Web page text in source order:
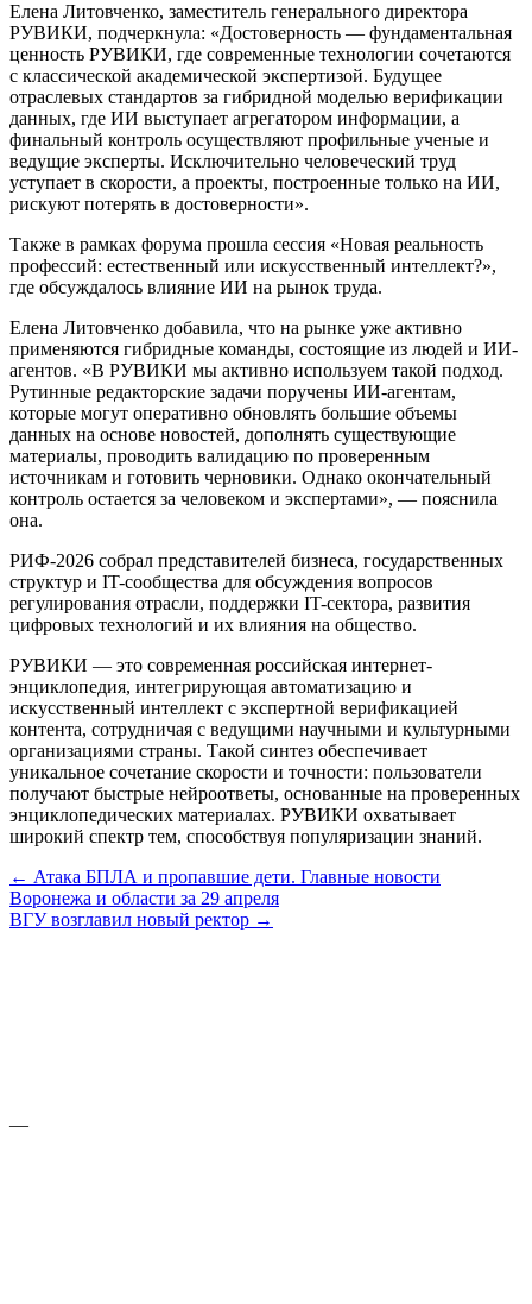
Елена Литовченко, заместитель генерального директора
РУВИКИ, подчеркнула: «Достоверность — фундаментальная
ценность РУВИКИ, где современные технологии сочетаются
с классической академической экспертизой. Будущее
отраслевых стандартов за гибридной моделью верификации
данных, где ИИ выступает агрегатором информации, а
финальный контроль осуществляют профильные ученые и
ведущие эксперты. Исключительно человеческий труд
уступает в скорости, а проекты, построенные только на ИИ,
рискуют потерять в достоверности».
Также в рамках форума прошла сессия «Новая реальность
профессий: естественный или искусственный интеллект?»,
где обсуждалось влияние ИИ на рынок труда.
Елена Литовченко добавила, что на рынке уже активно
применяются гибридные команды, состоящие из людей и ИИ-
агентов. «В РУВИКИ мы активно используем такой подход.
Рутинные редакторские задачи поручены ИИ-агентам,
которые могут оперативно обновлять большие объемы
данных на основе новостей, дополнять существующие
материалы, проводить валидацию по проверенным
источникам и готовить черновики. Однако окончательный
контроль остается за человеком и экспертами», — пояснила
она.
РИФ-2026 собрал представителей бизнеса, государственных
структур и IT-сообщества для обсуждения вопросов
регулирования отрасли, поддержки IT-сектора, развития
цифровых технологий и их влияния на общество.
РУВИКИ — это современная российская интернет-
энциклопедия, интегрирующая автоматизацию и
искусственный интеллект с экспертной верификацией
контента, сотрудничая с ведущими научными и культурными
организациями страны. Такой синтез обеспечивает
уникальное сочетание скорости и точности: пользователи
получают быстрые нейроответы, основанные на проверенных
энциклопедических материалах. РУВИКИ охватывает
широкий спектр тем, способствуя популяризации знаний.
← Атака БПЛА и пропавшие дети. Главные новости
Воронежа и области за 29 апреля
ВГУ возглавил новый ректор →
—